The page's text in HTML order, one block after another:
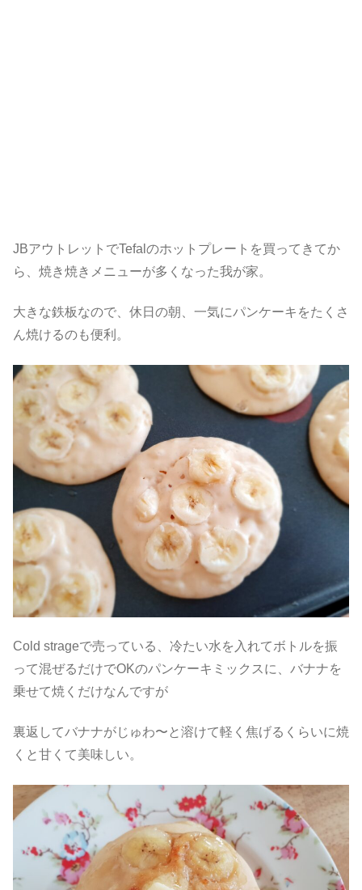
JBアウトレットでTefalのホットプレートを買ってきてか
ら、焼き焼きメニューが多くなった我が家。
大きな鉄板なので、休日の朝、一気にパンケーキをたくさ
ん焼けるのも便利。
Cold strageで売っている、冷たい水を入れてボトルを振
って混ぜるだけでOKのパンケーキミックスに、バナナを
乗せて焼くだけなんですが
裏返してバナナがじゅわ〜と溶けて軽く焦げるくらいに焼
くと甘くて美味しい。